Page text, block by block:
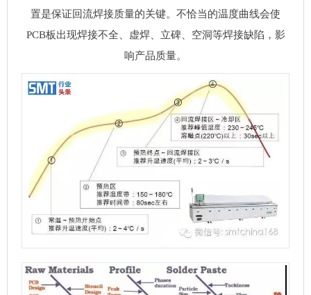
置是保证回流焊接质量的关键。不恰当的温度曲线会使
PCB板出现焊接不全、虚焊、立碑、空洞等焊接缺陷，影
响产品质量。